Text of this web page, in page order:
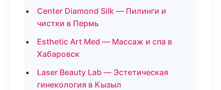
Center Diamond Silk — Пилинги и
чистки в Пермь
Esthetic Art Med — Массаж и спа в
Хабаровск
Laser Beauty Lab — Эстетическая
гинекология в Кызыл